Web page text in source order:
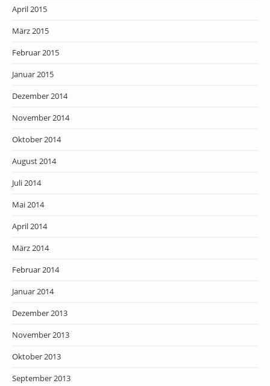
April 2015
März 2015
Februar 2015
Januar 2015
Dezember 2014
November 2014
Oktober 2014
August 2014
Juli 2014
Mai 2014
April 2014
März 2014
Februar 2014
Januar 2014
Dezember 2013
November 2013
Oktober 2013
September 2013